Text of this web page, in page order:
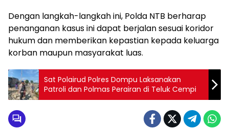
Dengan langkah-langkah ini, Polda NTB berharap
penanganan kasus ini dapat berjalan sesuai koridor
hukum dan memberikan kepastian kepada keluarga
korban maupun masyarakat luas.
Sat Polairud Polres Dompu Laksanakan
Patroli dan Polmas Perairan di Teluk Cempi